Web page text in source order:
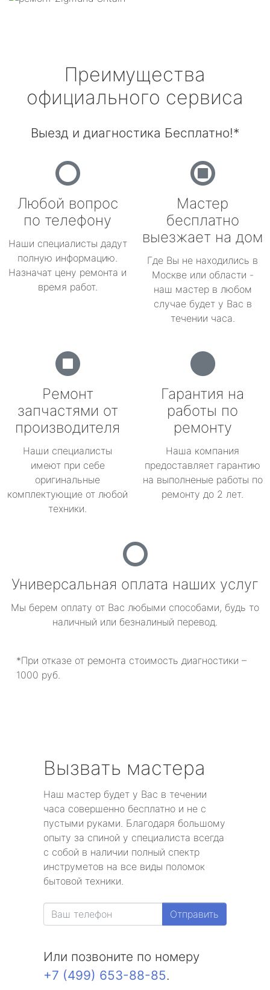
Преимущества
официального сервиса
Выезд и диагностика Бесплатно!*
Любой вопрос
по телефону
Наши специалисты дадут
полную информацию.
Назначат цену ремонта и
время работ.
Мастер
бесплатно
выезжает на дом
Где Вы не находились в
Москве или области -
наш мастер в любом
случае будет у Вас в
течении часа.
Ремонт
запчастями от
производителя
Наши специалисты
имеют при себе
оригинальные
комплектующие от любой
техники.
Гарантия на
работы по
ремонту
Наша компания
предоставляет гарантию
на выполненые работы по
ремонту до 2 лет.
Универсальная оплата наших услуг
Мы берем оплату от Вас любыми способами, будь то
наличный или безналиный перевод.
*При отказе от ремонта стоимость диагностики –
1000 руб.
Вызвать мастера
Наш мастер будет у Вас в течении
часа совершенно бесплатно и не с
пустыми руками. Благодаря большому
опыту за спиной у специалиста всегда
с собой в наличии полный спектр
инструметов на все виды поломок
бытовой техники.
Отправить
Или позвоните по номеру
+7 (499) 653-88-85.